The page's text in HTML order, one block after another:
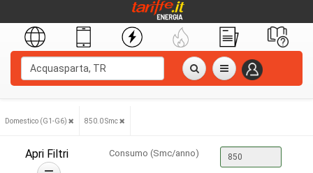
Domestico (G1-G6) 850.0 Smc
Apri Filtri Consumo (Smc/anno)